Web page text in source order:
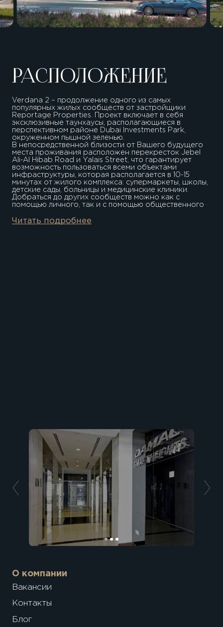
РАСПОЛОЖЕНИЕ
Verdana 2 – продолжение одного из самых
популярных жилых сообществ от застройщики
Reportage Properties. Проект включает в себя
эксклюзивные таунхаусы, располагающиеся в
перспективном районе Dubai Investments Park,
окруженном пышной зеленью.
В непосредственной близости от Вашего будущего
места проживания расположен перекресток Jebel
Ali-Al Hibab Road и Yalais Street, что гарантирует
возможность пользоваться всеми объектами
инфраструктуры, которая располагается в 10-15
минутах от жилого комплекса: супермаркеты, школы,
детские сады, больницы и медицинские клиники.
Добраться до других сообществ можно как с
помощью личного, так и с помощью общественного
расположены автобусные остановки.
Читать подробнее
О компании
Вакансии
Контакты
Блог